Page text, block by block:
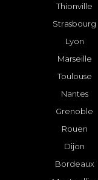
Thionville
Strasbourg
Lyon
Marseille
Toulouse
Nantes
Grenoble
Rouen
Dijon
Bordeaux